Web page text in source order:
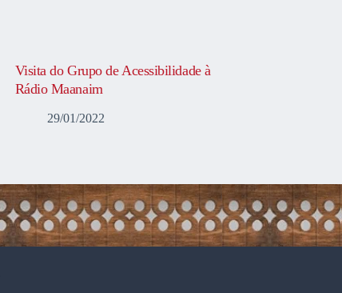
Visita do Grupo de Acessibilidade à
Rádio Maanaim
29/01/2022